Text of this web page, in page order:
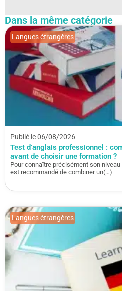
Dans la même catégorie
Publié le 06/08/2026
Test d’anglais professionnel :
avant de choisir une formation ?
Pour connaître précisément son
est recommandé de combiner un(…)
Langues étrangères
Langues étrangères